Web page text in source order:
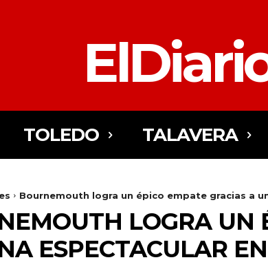
TOLEDO TALAVERA
Bournemouth logra un épico empate gracias a
LOGRA UN
ESPECTACULAR